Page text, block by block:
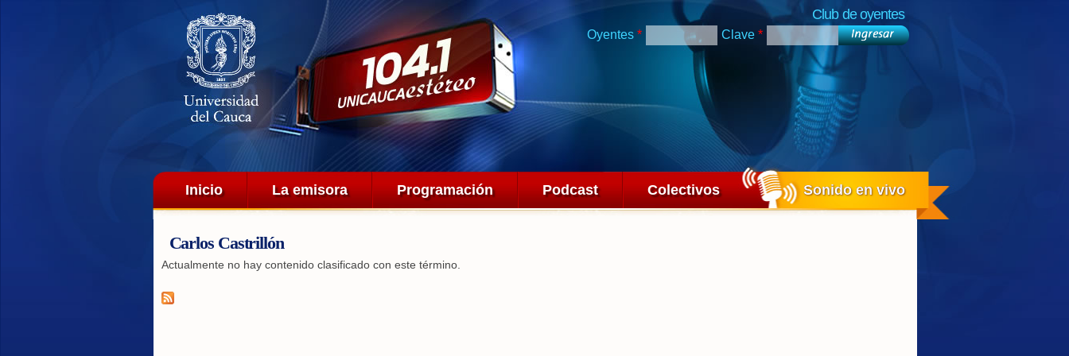
contenido
principal
Club de oyentes
Oyentes * Clave *
Menú principal
Inicio La emisora Programación Podcast Colectivos Sonido en vivo
Sonido en vivo
Carlos Castrillón
Actualmente no hay contenido clasificado con este término.